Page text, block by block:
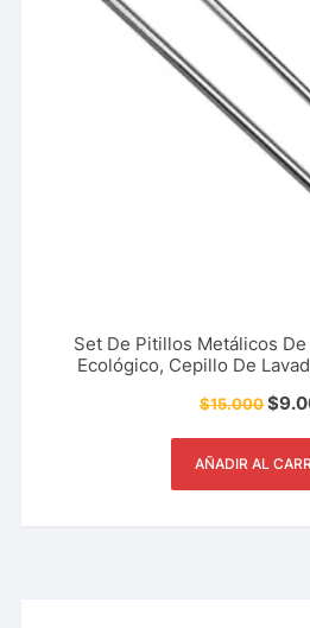
Set De Pitillos Metálicos
Ecológico, Cepillo De
$15.000$
AÑADIR AL